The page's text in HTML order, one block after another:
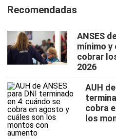
Recomendadas
ANSES
mínimo y
cobrar
2026
AUH
cobra
los